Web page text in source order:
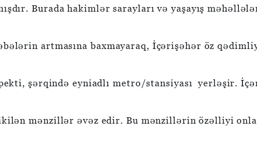
Burada hakimlər sarayları və yaşayış
artmasına baxmayaraq, İçərişəhər öz
şərqində eyniadlı metro/stansiyası yerləşir.
mənzillər əvəz edir. Bu mənzillərin özəlliyi